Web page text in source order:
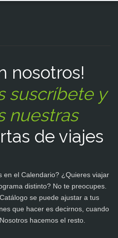
nosotros!
suscríbete y
nuestras
de viajes
en el Calendario? ¿Quieres viajar
distinto? No te preocupes.
se puede ajustar a tus
que hacer es decirnos, cuando
hacemos el resto.